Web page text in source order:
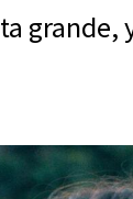
grande,